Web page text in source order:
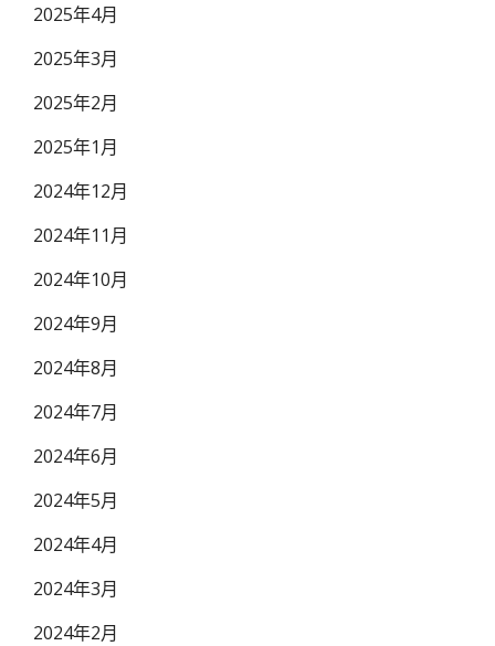
2025年4月
2025年3月
2025年2月
2025年1月
2024年12月
2024年11月
2024年10月
2024年9月
2024年8月
2024年7月
2024年6月
2024年5月
2024年4月
2024年3月
2024年2月